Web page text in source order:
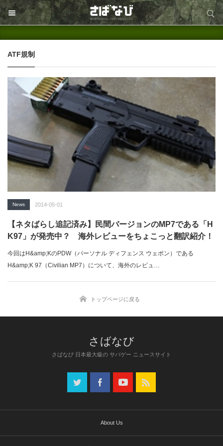
サイト内検索
ATF規制
News 2014-05-01
【ネタばらし追記済み】民間バージョンのMP7である「H
K97」が発売中？ 海外レビューをちょこっと翻訳紹介！
今回はH&amp;KのPDW（パーソナル ディフェンス ウェポン）である
H&amp;K 97（Civilian MP7）について、海外のレビュ…
トップページに戻る
さばなび 日本最大級の サバゲー ニュースサイト
About Us
サイト内検索